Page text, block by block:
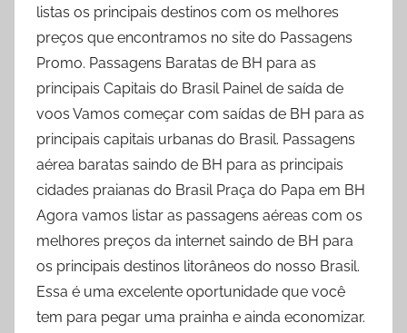
listas os principais destinos com os melhores
preços que encontramos no site do Passagens
Promo. Passagens Baratas de BH para as
principais Capitais do Brasil Painel de saída de
voos Vamos começar com saídas de BH para as
principais capitais urbanas do Brasil. Passagens
aérea baratas saindo de BH para as principais
cidades praianas do Brasil Praça do Papa em BH
Agora vamos listar as passagens aéreas com os
melhores preços da internet saindo de BH para
os principais destinos litorâneos do nosso Brasil.
Essa é uma excelente oportunidade que você
tem para pegar uma prainha e ainda economizar.